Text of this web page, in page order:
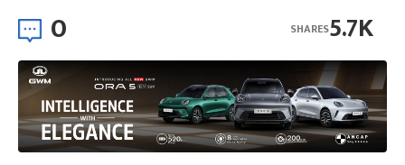
0 5.7K
SHARES